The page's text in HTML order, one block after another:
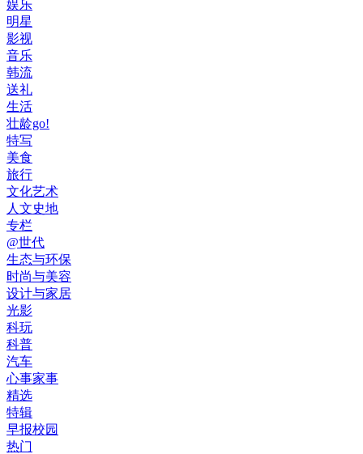
娱乐
明星
影视
音乐
韩流
送礼
生活
壮龄go!
特写
美食
旅行
文化艺术
人文史地
专栏
@世代
生态与环保
时尚与美容
设计与家居
光影
科玩
科普
汽车
心事家事
精选
特辑
早报校园
热门